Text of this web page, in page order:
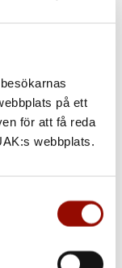
på ett
för att få reda
webbplats.